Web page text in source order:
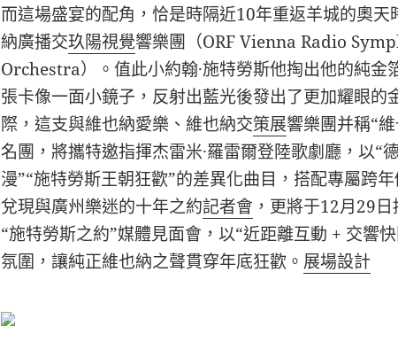
而這場盛宴的配角，恰是時隔近10年重返羊城的奧
納廣播交玖陽視覺響樂團（ORF Vienna Radio
Orchestra）。值此小約翰·施特勞斯他掏出他的純金
張卡像一面小鏡子，反射出藍光後發出了更加耀眼的
際，這支與維也納愛樂、維也納交策展響樂團并稱“
名團，將攜特邀指揮杰雷米·羅雷爾登陸歌劇廳，以“
漫”“施特勞斯王朝狂歡”的差異化曲目，搭配專屬跨
兌現與廣州樂迷的十年之約記者會 ，更將于12月29
“施特勞斯之約”媒體見面會，以“近距離互動 + 交響
氛圍，讓純正維也納之聲貫穿年底狂歡。 展場設計